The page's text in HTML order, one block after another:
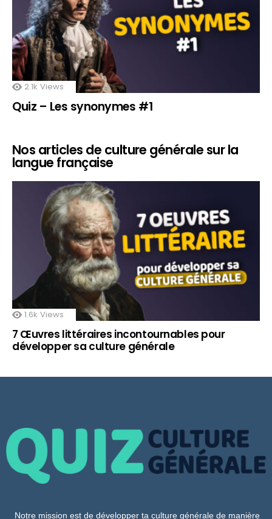
2.1k Views
Quiz – Les synonymes #1
Nos articles de culture générale sur la
langue française
1.6k Views
7 Œuvres littéraires incontournables pour
développer sa culture générale
Notre mission est de développer ta culture générale de manière